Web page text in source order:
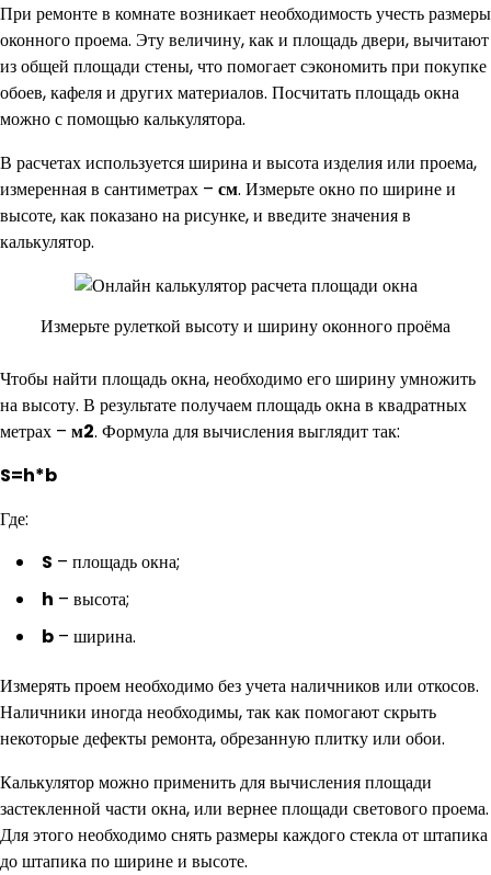
При ремонте в комнате возникает необходимость учесть размеры
оконного проема. Эту величину, как и площадь двери, вычитают
из общей площади стены, что помогает сэкономить при покупке
обоев, кафеля и других материалов. Посчитать площадь окна
можно с помощью калькулятора.
В расчетах используется ширина и высота изделия или проема,
измеренная в сантиметрах – см. Измерьте окно по ширине и
высоте, как показано на рисунке, и введите значения в
калькулятор.
Измерьте рулеткой высоту и ширину оконного проёма
Чтобы найти площадь окна, необходимо его ширину умножить
на высоту. В результате получаем площадь окна в квадратных
метрах – м2. Формула для вычисления выглядит так:
S=h*b
Где:
S – площадь окна;
h – высота;
b – ширина.
Измерять проем необходимо без учета наличников или откосов.
Наличники иногда необходимы, так как помогают скрыть
некоторые дефекты ремонта, обрезанную плитку или обои.
Калькулятор можно применить для вычисления площади
застекленной части окна, или вернее площади светового проема.
Для этого необходимо снять размеры каждого стекла от штапика
до штапика по ширине и высоте.